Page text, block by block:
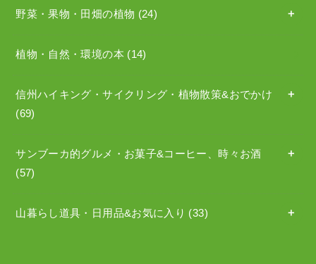
野菜・果物・田畑の植物 (24)
植物・自然・環境の本 (14)
信州ハイキング・サイクリング・植物散策&おでかけ
(69)
サンブーカ的グルメ・お菓子&コーヒー、時々お酒
(57)
山暮らし道具・日用品&お気に入り (33)